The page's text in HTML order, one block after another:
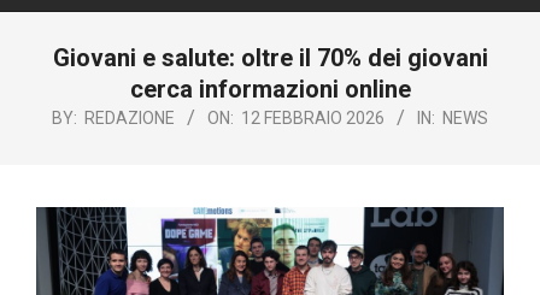
Giovani e salute: oltre il 70% dei giovani
cerca informazioni online
BY: REDAZIONE ON: 12 FEBBRAIO 2026 IN: NEWS